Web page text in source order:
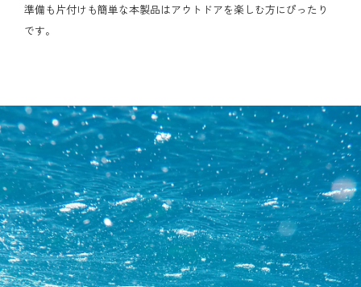
準備も片付けも簡単な本製品はアウトドアを楽しむ方にぴったり
です。